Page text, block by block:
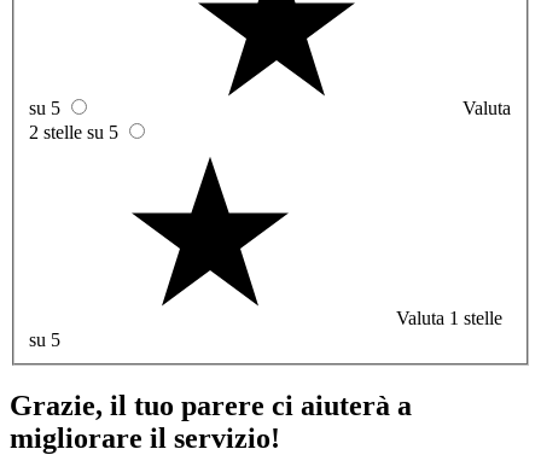
su 5
Valuta
2 stelle su 5
Valuta 1 stelle
su 5
Grazie, il tuo parere ci aiuterà a
migliorare il servizio!